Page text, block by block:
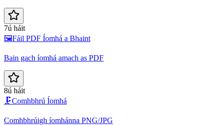
7ú háit
🖼️Fáil PDF Íomhá a Bhaint
Bain gach íomhá amach as PDF
8ú háit
🗜️Comhbhrú Íomhá
Comhbhrúigh íomhánna PNG/JPG